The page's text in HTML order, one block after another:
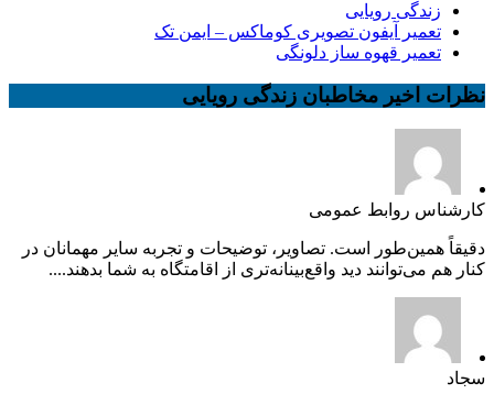
زندگی رویایی
تعمیر آیفون تصویری کوماکس – ایمن تک
تعمیر قهوه ساز دلونگی
نظرات اخیر مخاطبان زندگی رویایی
کارشناس روابط عمومی
دقیقاً همین‌طور است. تصاویر، توضیحات و تجربه سایر مهمانان در
کنار هم می‌توانند دید واقع‌بینانه‌تری از اقامتگاه به شما بدهند....
سجاد